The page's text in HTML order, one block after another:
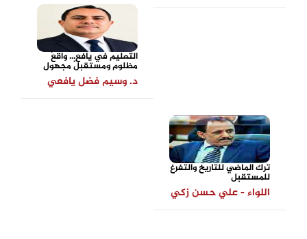
التعليم في يافع... واقعٌ
مظلوم ومستقبلٌ مجهول
د. وسيم فضل يافعي
ترك الماضي للتاريخ والتفرغ
للمستقبل
اللواء - علي حسن زكي